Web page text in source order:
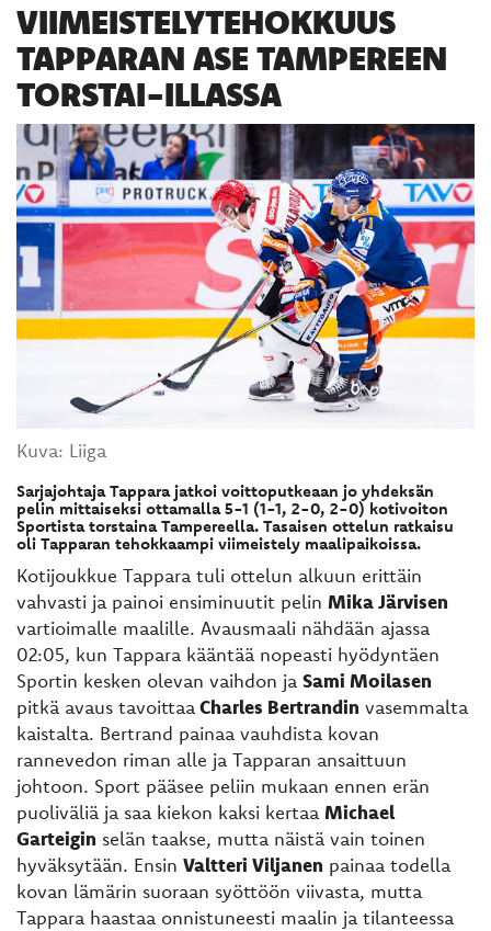
VIIMEISTELYTEHOKKUUS
TAPPARAN ASE TAMPEREEN
TORSTAI-ILLASSA
Kuva: Liiga
Sarjajohtaja Tappara jatkoi voittoputkeaan jo yhdeksän
pelin mittaiseksi ottamalla 5-1 (1-1, 2-0, 2-0) kotivoiton
Sportista torstaina Tampereella. Tasaisen ottelun ratkaisu
oli Tapparan tehokkaampi viimeistely maalipaikoissa.
Kotijoukkue Tappara tuli ottelun alkuun erittäin
vahvasti ja painoi ensiminuutit pelin Mika Järvisen
vartioimalle maalille. Avausmaali nähdään ajassa
02:05, kun Tappara kääntää nopeasti hyödyntäen
Sportin kesken olevan vaihdon jaSami Moilasen
pitkä avaus tavoittaaCharles Bertrandin vasemmalta
kaistalta. Bertrand painaa vauhdista kovan
rannevedon riman alle ja Tapparan ansaittuun
johtoon. Sport pääsee peliin mukaan ennen erän
puoliväliä ja saa kiekon kaksi kertaaMichael
Garteigin selän taakse, mutta näistä vain toinen
hyväksytään. Ensin Valtteri Viljanen painaa todella
kovan lämärin suoraan syöttöön viivasta, mutta
Tappara haastaa onnistuneesti maalin ja tilanteessa